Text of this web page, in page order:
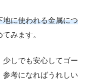
に使われる金属につ
みます。
しでも安心してゴー
考になればうれしい